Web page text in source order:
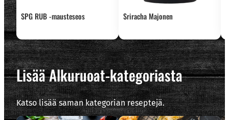
SPG RUB -mausteseos Sriracha Majonen
Lisää Alkuruoat-kategoriasta
Katso lisää saman kategorian reseptejä.